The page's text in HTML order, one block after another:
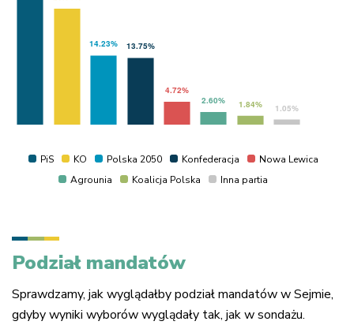
PiS KO Polska 2050 Konfederacja
Nowa Lewica
Agrounia
Koalicja Polska Inna partia
Podział mandatów
Sprawdzamy, jak wyglądałby podział mandatów w Sejmie,
gdyby wyniki wyborów wyglądały tak, jak w sondażu.